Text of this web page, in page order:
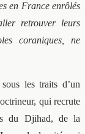
en France enrôlés
retrouver leurs
coraniques, ne
les traits d’un
qui recrute
du Djihad, de la